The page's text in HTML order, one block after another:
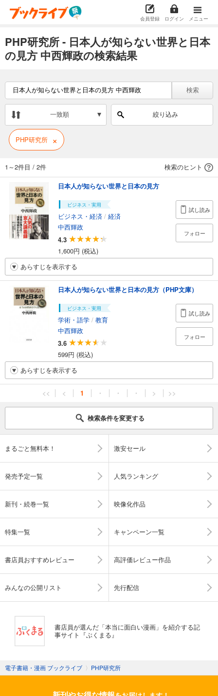
会員登録 ログイン メニュー
PHP研究所 - 日本人が知らない世界と日本
の見方 中西輝政の検索結果
検索
一致順 絞り込み
PHP研究所 ×
1～2件目 / 2件 検索のヒント
日本人が知らない世界と日本の見方
ビジネス・実用
ビジネス・経済 / 経済
中西輝政
4.3
1,600円 (税込)
試し読み
フォロー
あらすじを表示する
日本人が知らない世界と日本の見方（PHP文庫）
ビジネス・実用
学術・語学 / 教育
中西輝政
3.6
599円 (税込)
試し読み
フォロー
あらすじを表示する
<< < 1 ・ ・ ・ > >>
検索条件を変更する
まるごと無料本！ 激安セール
発売予定一覧 人気ランキング
新刊・続巻一覧 映像化作品
特集一覧 キャンペーン一覧
書店員おすすめレビュー 高評価レビュー作品
みんなの公開リスト 先行配信
書店員が選んだ「本当に面白い漫画」を紹介する記
事サイト『ぶくまる』
電子書籍・漫画 ブックライブ 〉 PHP研究所